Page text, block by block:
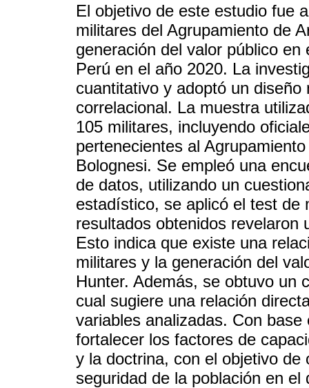
El objetivo de este estudio fue
militares del Agrupamiento de
generación del valor público
Perú en el año 2020. La
cuantitativo y adoptó un
correlacional. La muestra
105 militares, incluyendo
pertenecientes al
Bolognesi. Se empleó una
de datos, utilizando un
estadístico, se aplicó el test de
resultados obtenidos revelaron
Esto indica que existe una
militares y la generación del
Hunter. Además, se obtuvo un
cual sugiere una relación
variables analizadas. Con
fortalecer los factores de
y la doctrina, con el objetivo
seguridad de la población en